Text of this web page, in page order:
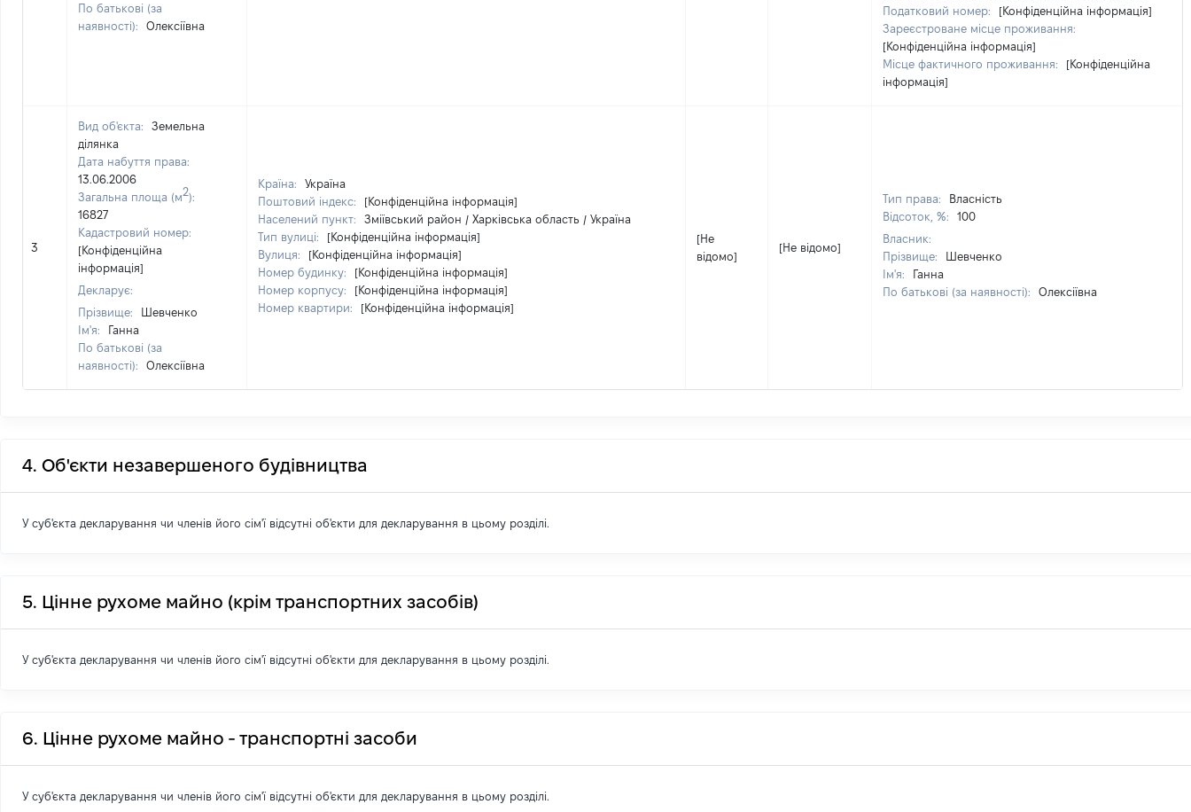
По батькові (за
наявності):
Олексіївна
Податковий номер:
[Конфіденційна інформація]
Зареєстроване місце проживання:
[Конфіденційна інформація]
Місце фактичного проживання:
[Конфіденційна
інформація]
3
Вид об'єкта:
Земельна
ділянка
Дата набуття права:
13.06.2006
Загальна площа (м2):
16827
Кадастровий номер:
[Конфіденційна
інформація]
Декларує:
Прізвище:
Шевченко
Ім'я:
Ганна
По батькові (за
наявності):
Олексіївна
Країна:
Україна
Поштовий індекс:
[Конфіденційна інформація]
Населений пункт:
Зміївський район / Харківська область / Україна
Тип вулиці:
[Конфіденційна інформація]
Вулиця:
[Конфіденційна інформація]
Номер будинку:
[Конфіденційна інформація]
Номер корпусу:
[Конфіденційна інформація]
Номер квартири:
[Конфіденційна інформація]
[Не
відомо]
[Не відомо]
Тип права:
Власність
Відсоток, %:
100
Власник:
Прізвище:
Шевченко
Ім'я:
Ганна
По батькові (за наявності):
Олексіївна
4. Об'єкти незавершеного будівництва
У суб'єкта декларування чи членів його сім'ї відсутні об'єкти для декларування в цьому розділі.
5. Цінне рухоме майно (крім транспортних засобів)
У суб'єкта декларування чи членів його сім'ї відсутні об'єкти для декларування в цьому розділі.
6. Цінне рухоме майно - транспортні засоби
У суб'єкта декларування чи членів його сім'ї відсутні об'єкти для декларування в цьому розділі.